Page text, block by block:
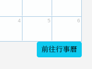
4 5 6
前往行事曆